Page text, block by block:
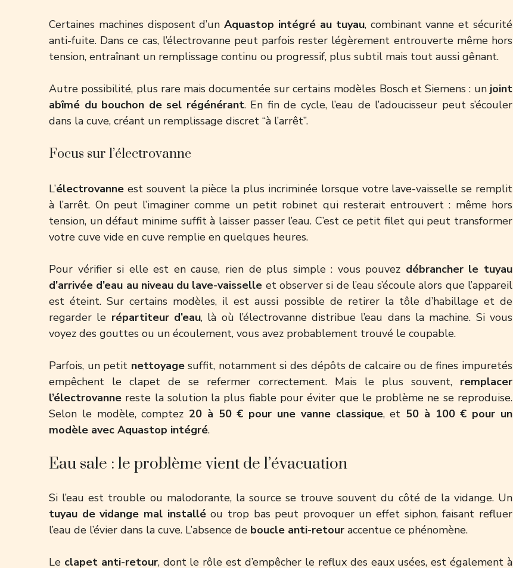
Certaines machines disposent d’unAquastop intégré au tuyau, combinant vanne et sécurité
anti-fuite. Dans ce cas, l’électrovanne peut parfois rester légèrement entrouverte même hors
tension, entraînant un remplissage continu ou progressif, plus subtil mais tout aussi gênant.
Autre possibilité, plus rare mais documentée sur certains modèles Bosch et Siemens : un joint
abîmé du bouchon de sel régénérant. En fin de cycle, l’eau de l’adoucisseur peut s’écouler
dans la cuve, créant un remplissage discret “à l’arrêt”.
Focus sur l’électrovanne
L’électrovanne est souvent la pièce la plus incriminée lorsque votre lave-vaisselle se remplit
à l’arrêt. On peut l’imaginer comme un petit robinet qui resterait entrouvert : même hors
tension, un défaut minime suffit à laisser passer l’eau. C’est ce petit filet qui peut transformer
votre cuve vide en cuve remplie en quelques heures.
Pour vérifier si elle est en cause, rien de plus simple : vous pouvez débrancher le tuyau
d’arrivée d’eau au niveau du lave-vaisselle et observer si de l’eau s’écoule alors que l’appareil
est éteint. Sur certains modèles, il est aussi possible de retirer la tôle d’habillage et de
regarder le répartiteur d’eau, là où l’électrovanne distribue l’eau dans la machine. Si vous
voyez des gouttes ou un écoulement, vous avez probablement trouvé le coupable.
Parfois, un petit nettoyagesuffit, notamment si des dépôts de calcaire ou de fines impuretés
empêchent le clapet de se refermer correctement. Mais le plus souvent, remplacer
l’électrovanne reste la solution la plus fiable pour éviter que le problème ne se reproduise.
Selon le modèle, comptez 20 à 50 € pour une vanne classique, et 50 à 100 € pour un
modèle avec Aquastop intégré.
Eau sale : le problème vient de l’évacuation
Si l’eau est trouble ou malodorante, la source se trouve souvent du côté de la vidange. Un
tuyau de vidange mal installéou trop bas peut provoquer un effet siphon, faisant refluer
l’eau de l’évier dans la cuve. L’absence de boucle anti-retour accentue ce phénomène.
Le clapet anti-retour, dont le rôle est d’empêcher le reflux des eaux usées, est également à